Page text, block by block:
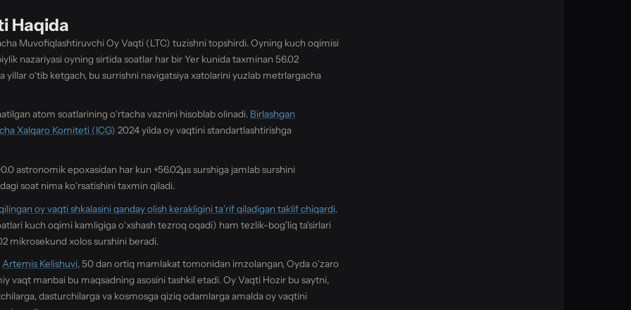
Haqida
Muvofiqlashtiruvchi Oy Vaqti (LTC) tuzishni topshirdi. Oyning kuch oqimisi
nazariyasi oyning sirtida soatlar har bir Yer kunida taxminan 56.02
oʻtib ketgach, bu surrishni navigatsiya xatolarini yuzlab metrlargacha
atom soatlarining oʻrtacha vaznini hisoblab olinadi. Birlashgan
Xalqaro Komiteti (ICG) 2024 yilda oy vaqtini standartlashtirishga
astronomik epoxasidan har kun +56.02µs surshiga jamlab surshini
soat nima koʻrsatishini taxmin qiladi.
oy vaqti shkalasini qanday olish kerakligini taʼrif qiladigan taklif chiqardi.
kuch oqimi kamligiga oʻxshash tezroq oqadi) ham tezlik-bog'liq ta'sirlari
mikrosekund xolos surshini beradi.
Artemis Kelishuvi, 50 dan ortiq mamlakat tomonidan imzolangan, Oyda oʻzaro
vaqt manbai bu maqsadning asosini tashkil etadi. Oy Vaqti Hozir bu saytni,
dasturchilarga va kosmosga qiziq odamlarga amalda oy vaqtini